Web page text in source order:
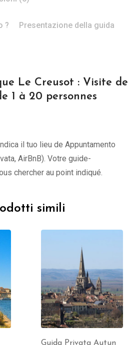
? Presentazione della guida
Le Creusot : Visite de
1 à 20 personnes
il tuo lieu de Appuntamento
AirBnB). Votre guide-
chercher au point indiqué.
simili
Guida Privata Autun